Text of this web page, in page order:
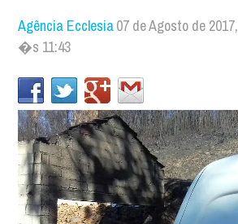
Agência Ecclesia07 de Agosto de 2017,
�s 11:43